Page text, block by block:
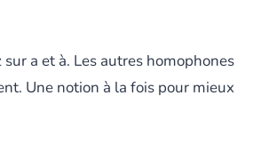
sur a et à. Les autres homophones
Une notion à la fois pour mieux